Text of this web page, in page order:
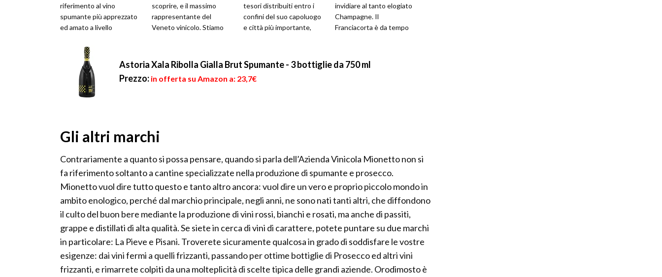
riferimento al vino
spumante più apprezzato
ed amato a livello
prodotto che rappresent...
scoprire, e il massimo
rappresentante del
Veneto vinicolo. Stiamo
tesori distribuiti entro i
confini del suo capoluogo
e città più importante,
invidiare al tanto elogiato
Champagne. Il
Franciacorta è da tempo
Astoria Xala Ribolla Gialla Brut Spumante - 3 bottiglie da 750 ml
Prezzo: in offerta su Amazon a: 23,7€
Gli altri marchi
Contrariamente a quanto si possa pensare, quando si parla dell’Azienda Vinicola Mionetto non si
fa riferimento soltanto a cantine specializzate nella produzione di spumante e prosecco.
Mionetto vuol dire tutto questo e tanto altro ancora: vuol dire un vero e proprio piccolo mondo in
ambito enologico, perché dal marchio principale, negli anni, ne sono nati tanti altri, che diffondono
il culto del buon bere mediante la produzione di vini rossi, bianchi e rosati, ma anche di passiti,
grappe e distillati di alta qualità. Se siete in cerca di vini di carattere, potete puntare su due marchi
in particolare: La Pieve e Pisani. Troverete sicuramente qualcosa in grado di soddisfare le vostre
esigenze: dai vini fermi a quelli frizzanti, passando per ottime bottiglie di Prosecco ed altri vini
frizzanti, e rimarrete colpiti da una molteplicità di scelte tipica delle grandi aziende. Orodimosto è